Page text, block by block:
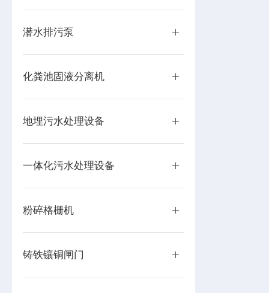
潜水排污泵
化粪池固液分离机
地埋污水处理设备
一体化污水处理设备
粉碎格栅机
铸铁镶铜闸门